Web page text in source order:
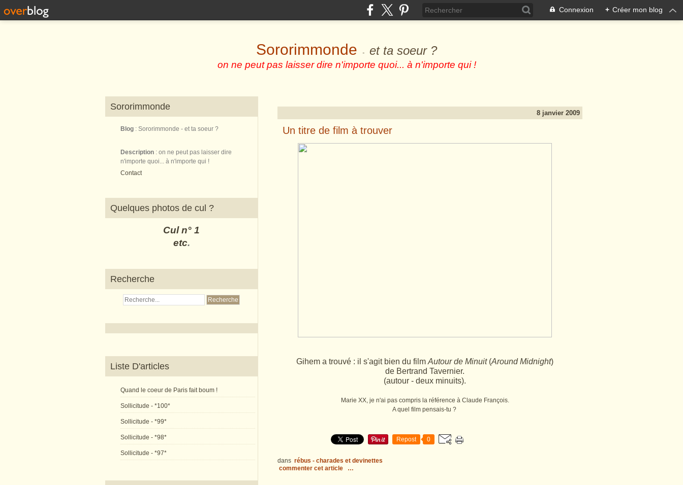
Connexion + Créer mon blog
Sororimmonde - et ta soeur ?
on ne peut pas laisser dire n'importe quoi... à n'importe qui !
Sororimmonde
Blog : Sororimmonde - et ta soeur ?
Description : on ne peut pas laisser dire
n'importe quoi... à n'importe qui !
Contact
Quelques photos de cul ?
Cul n° 1
etc.
Recherche
Liste D'articles
Quand le coeur de Paris fait boum !
Sollicitude - *100*
Sollicitude - *99*
Sollicitude - *98*
Sollicitude - *97*
8 janvier 2009
Un titre de film à trouver
Gihem a trouvé : il s'agit bien du film Autour de Minuit(Around Midnight)
de Bertrand Tavernier.
(autour - deux minuits).
Marie XX, je n'ai pas compris la référence à Claude François.
A quel film pensais-tu ?
Repost 0
dans rébus - charades et devinettes
commenter cet article
…